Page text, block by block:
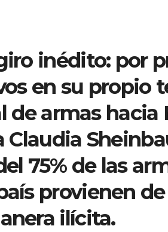
inédito: por
en su propio
armas hacia
75% de las
provienen
ilícita.